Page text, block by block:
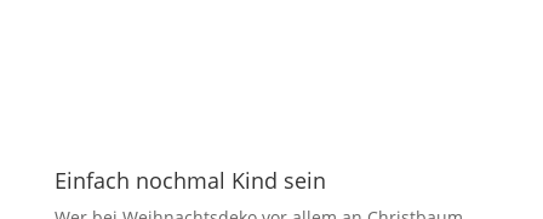
Einfach nochmal Kind sein